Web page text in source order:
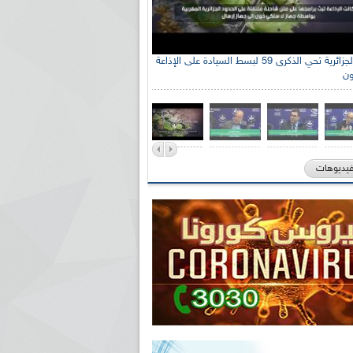
الإذاعة الجزائرية تحي الذكرى 59 لبسط السيادة على الإذاعة